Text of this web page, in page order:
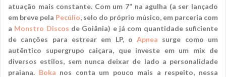
atuação mais constante. Com um 7” na agulha (a ser lançado
em breve pela Pecúlio, selo do próprio músico, em parceria com
a Monstro Discos de Goiânia) e já com quantidade suficiente
de canções para estrear em LP, oApnea surge como um
autêntico supergrupo caiçara, que investe em um mix de
diversos estilos, sem nunca deixar de lado a personalidade
praiana. Boka nos conta um pouco mais a respeito, nessa